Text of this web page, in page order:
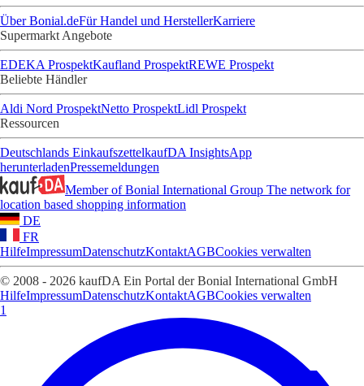
Über Bonial.deFür Handel und HerstellerKarriere
Supermarkt Angebote
EDEKA ProspektKaufland ProspektREWE Prospekt
Beliebte Händler
Aldi Nord ProspektNetto ProspektLidl Prospekt
Ressourcen
Deutschlands EinkaufszettelkaufDA InsightsApp
herunterladenPressemeldungen
Member of Bonial International Group The network for
location based shopping information
DE
FR
HilfeImpressumDatenschutzKontaktAGBCookies verwalten
© 2008 - 2026 kaufDA Ein Portal der Bonial International GmbH
HilfeImpressumDatenschutzKontaktAGBCookies verwalten
1